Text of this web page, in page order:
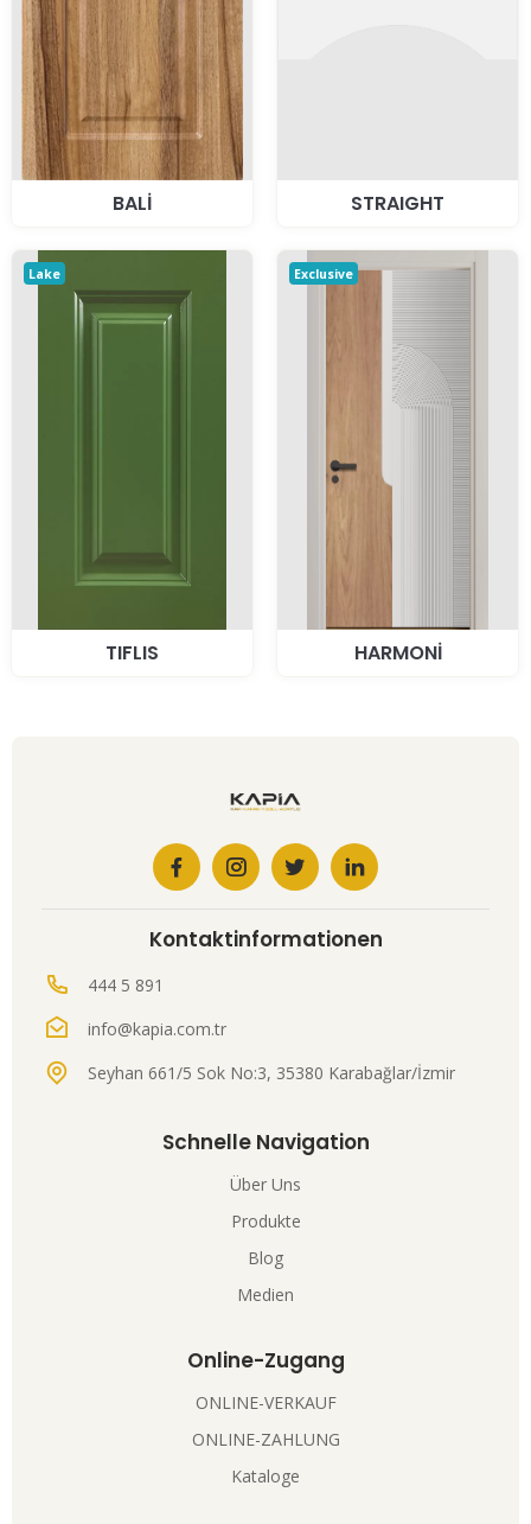
BALİ STRAIGHT
Lake
TIFLIS
Exclusive
HARMONİ
Kontaktinformationen
444 5 891
info@kapia.com.tr
Seyhan 661/5 Sok No:3, 35380 Karabağlar/İzmir
Schnelle Navigation
Über Uns
Produkte
Blog
Medien
Online-Zugang
ONLINE-VERKAUF
ONLINE-ZAHLUNG
Kataloge